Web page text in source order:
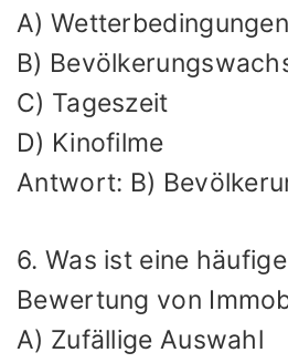
A) Wetterbedingungen
B)
C) Tageszeit
D) Kinofilme
Antwort: B)
6. Was ist eine
Bewertung von
A) Zufällige Auswahl